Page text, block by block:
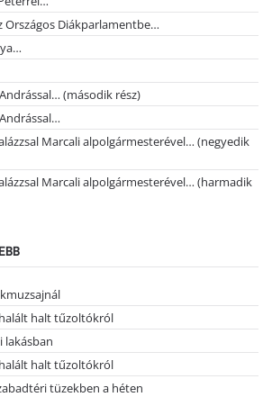
Diákparlamentbe…
(második rész)
Marcali alpolgármesterével… (negyedik
Marcali alpolgármesterével… (harmadik
halt tűzoltókról
lakásban
halt tűzoltókról
tüzekben a héten